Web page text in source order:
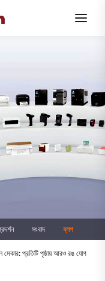
সংবাদ ব্লগ
মেকার: প্রতিটি পৃষ্ঠায় আরও রঙ যোগ